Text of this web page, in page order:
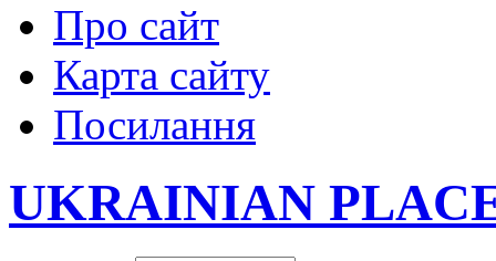
Про сайт
Карта сайту
Посилання
UKRAINIAN